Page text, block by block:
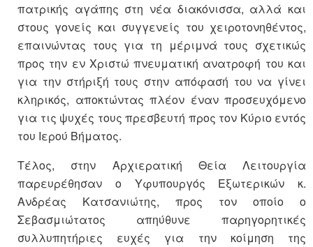
πατρικής αγάπης στη νέα διακόνισσα, αλλά και
στους γονείς και συγγενείς του χειροτονηθέντος,
επαινώντας τους για τη μέριμνά τους σχετικώς
προς την εν Χριστώ πνευματική ανατροφή του και
για την στήριξή τους στην απόφασή του να γίνει
κληρικός, αποκτώντας πλέον έναν προσευχόμενο
για τις ψυχές τους πρεσβευτή προς τον Κύριο εντός
του Ιερού Βήματος.
Τέλος, στην Αρχιερατική Θεία Λειτουργία
παρευρέθησαν ο Υφυπουργός Εξωτερικών κ.
Aνδρέας Κατσανιώτης, προς τον οποίο ο
Σεβασμιώτατος απηύθυνε παρηγορητικές
συλλυπητήριες ευχές για την κοίμηση της